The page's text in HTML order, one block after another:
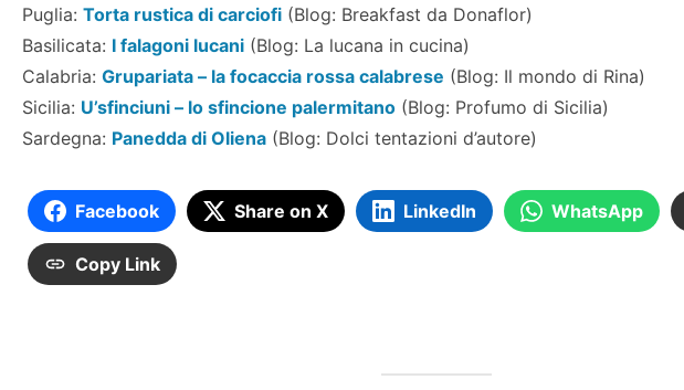
Puglia: Torta rustica di carciofi (Blog: Breakfast da Donaflor)
Basilicata: I falagoni lucani (Blog: La lucana in cucina)
Calabria: Grupariata – la focaccia rossa calabrese (Blog: Il mondo di Rina)
Sicilia: U’sfinciuni – lo sfincione palermitano (Blog: Profumo di Sicilia)
Sardegna: Panedda di Oliena (Blog: Dolci tentazioni d’autore)
Facebook Share on X LinkedIn WhatsApp
Copy Link